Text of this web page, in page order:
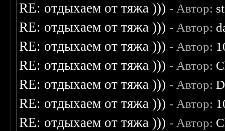
RE: отдыхаем от тяжа ))) - Автор:
RE: отдыхаем от тяжа ))) - Автор:
RE: отдыхаем от тяжа ))) - Автор:
RE: отдыхаем от тяжа ))) - Автор:
RE: отдыхаем от тяжа ))) - Автор:
RE: отдыхаем от тяжа ))) - Автор:
RE: отдыхаем от тяжа ))) - Автор: